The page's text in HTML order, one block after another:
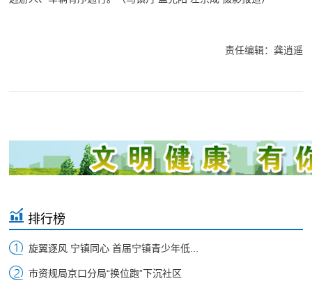
责任编辑：龚逍遥
排行榜
旋翼逐风 宁镇同心 首届宁镇青少年低...
市资规局京口分局“换位跑”下沉社区